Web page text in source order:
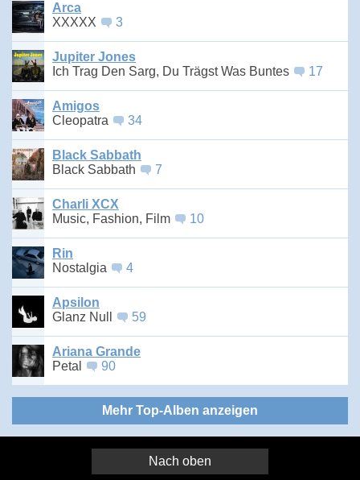
Arca
XXXXX
3
Jupiter Jones
Ich Trag Den Sarg, Du Trägst Was Buntes
17
Amigos
Cleopatra
34
Black Sabbath
Black Sabbath
7
Charli XCX
Music, Fashion, Film
10
Rin
Nostalgia
4
Apsilon
Glanz Null
59
Ariana Grande
Petal
90
Mehr Top-Alben anzeigen
Nach oben